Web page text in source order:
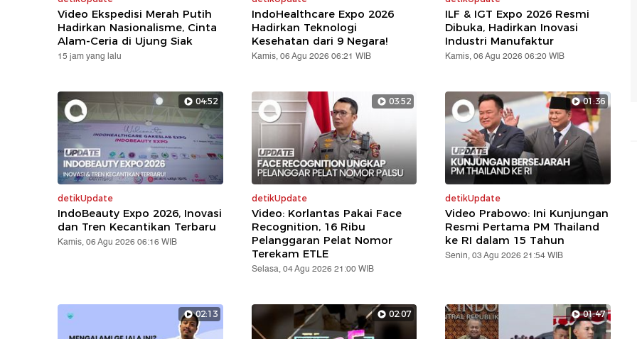
Video Ekspedisi Merah Putih
Hadirkan Nasionalisme, Cinta
Alam-Ceria di Ujung Siak
15 jam yang lalu
IndoHealthcare Expo 2026
Hadirkan Teknologi
Kesehatan dari 9 Negara!
Kamis, 06 Agu 2026 06:21 WIB
ILF & IGT Expo 2026 Resmi
Dibuka, Hadirkan Inovasi
Industri Manufaktur
Kamis, 06 Agu 2026 06:20 WIB
04:52
detikUpdate
IndoBeauty Expo 2026, Inovasi
dan Tren Kecantikan Terbaru
Kamis, 06 Agu 2026 06:16 WIB
03:52
detikUpdate
Video: Korlantas Pakai Face
Recognition, 16 Ribu
Pelanggaran Pelat Nomor
Terekam ETLE
Selasa, 04 Agu 2026 21:00 WIB
01:36
detikUpdate
Video Prabowo: Ini Kunjungan
Resmi Pertama PM Thailand
ke RI dalam 15 Tahun
Senin, 03 Agu 2026 21:54 WIB
02:13 02:07 01:47